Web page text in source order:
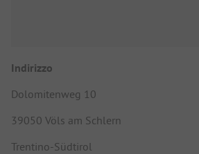
Indirizzo
Dolomitenweg 10
39050 Völs am Schlern
Trentino-Südtirol